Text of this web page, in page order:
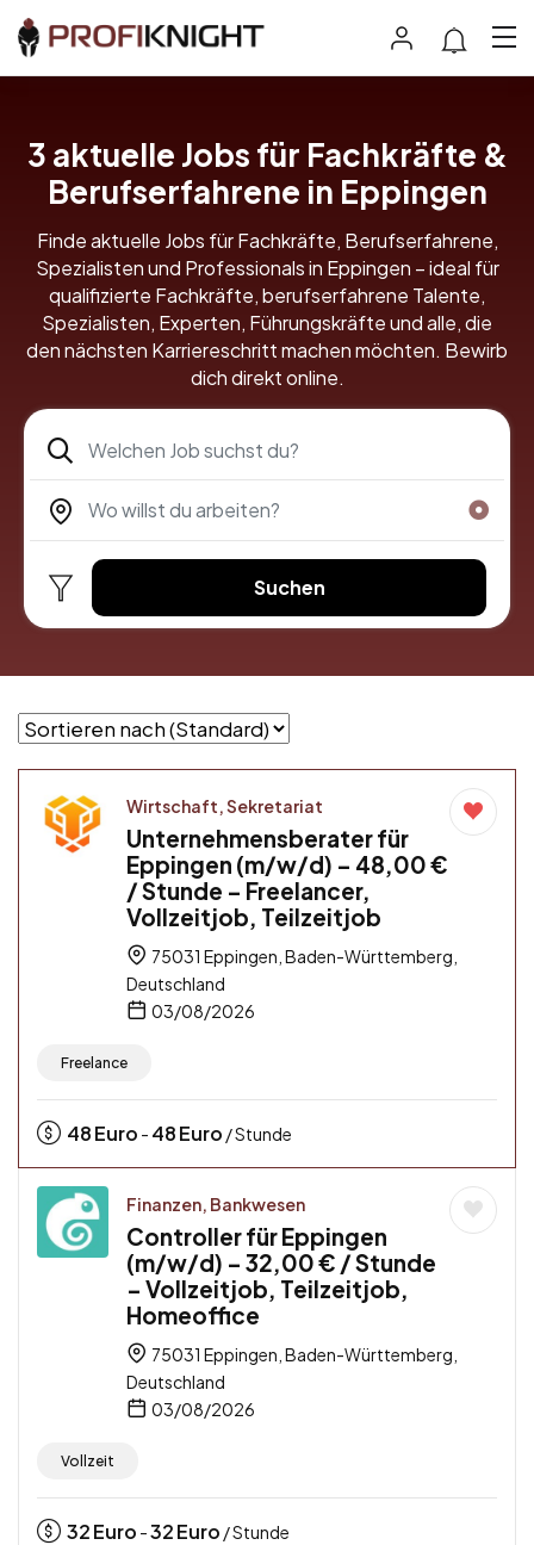
3 aktuelle Jobs für Fachkräfte &
Berufserfahrene in Eppingen
Finde aktuelle Jobs für Fachkräfte, Berufserfahrene,
Spezialisten und Professionals in Eppingen – ideal für
qualifizierte Fachkräfte, berufserfahrene Talente,
Spezialisten, Experten, Führungskräfte und alle, die
den nächsten Karriereschritt machen möchten. Bewirb
dich direkt online.
Suchen
Wirtschaft, Sekretariat
Unternehmensberater für
Eppingen (m/w/d) – 48,00 €
/ Stunde – Freelancer,
Vollzeitjob, Teilzeitjob
75031 Eppingen, Baden-Württemberg,
Deutschland
03/08/2026
Freelance
48Euro - 48Euro / Stunde
Finanzen, Bankwesen
Controller für Eppingen
(m/w/d) – 32,00 € / Stunde
– Vollzeitjob, Teilzeitjob,
Homeoffice
75031 Eppingen, Baden-Württemberg,
Deutschland
03/08/2026
Vollzeit
32Euro -32Euro / Stunde